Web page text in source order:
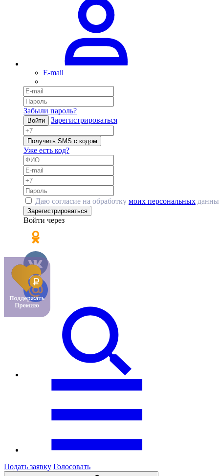
E-mail
Забыли пароль?
Войти Зарегистрироваться
Получить SMS с кодом
Уже есть код?
Даю согласие на обработку моих персональных
Зарегистрироваться
Войти через
Подать заявку Голосовать